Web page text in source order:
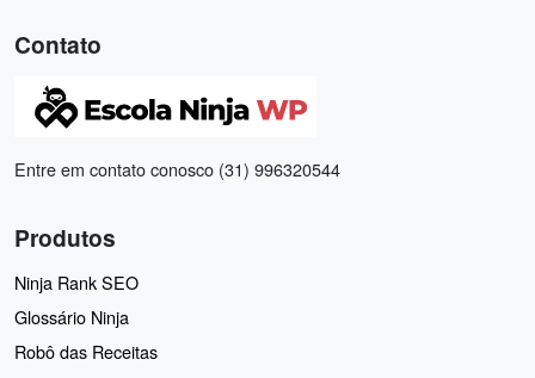
Contato
Entre em contato conosco (31) 996320544
Produtos
Ninja Rank SEO
Glossário Ninja
Robô das Receitas